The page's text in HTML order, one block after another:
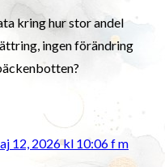
kring hur stor andel
ingen förändring
12, 2026 kl 10:06 f m